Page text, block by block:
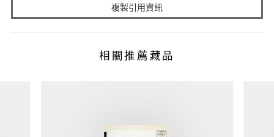
複製引用資訊
相關推薦藏品